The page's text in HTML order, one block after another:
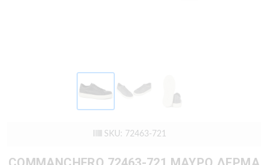
SKU: 72463-721